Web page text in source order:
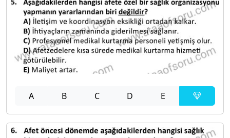
A B C D E